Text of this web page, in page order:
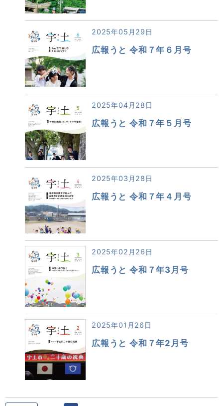
2025年05月29日
広報うと 令和７年６月号
2025年04月28日
広報うと 令和７年５月号
2025年03月28日
広報うと 令和７年４月号
2025年02月26日
広報うと 令和７年3月号
2025年01月26日
広報うと 令和７年2月号